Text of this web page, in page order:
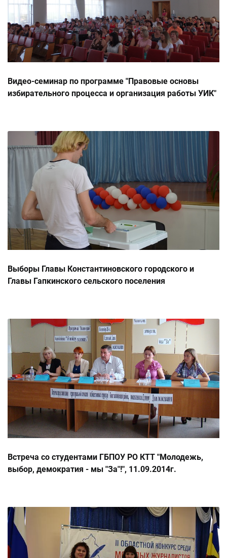
Видео-семинар по программе "Правовые основы
избирательного процесса и организация работы УИК"
сельского поселения, 28.08.2014г.
Выборы Главы Константиновского городского и
Главы Гапкинского сельского поселения
Встреча со студентами ГБПОУ РО КТТ "Молодежь,
выбор, демократия - мы "За"!", 11.09.2014г.